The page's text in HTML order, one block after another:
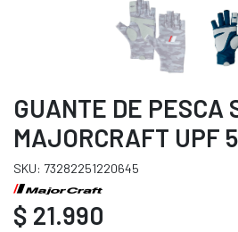
GUANTE DE PESCA
MAJORCRAFT UPF
SKU: 73282251220645
$ 21.990